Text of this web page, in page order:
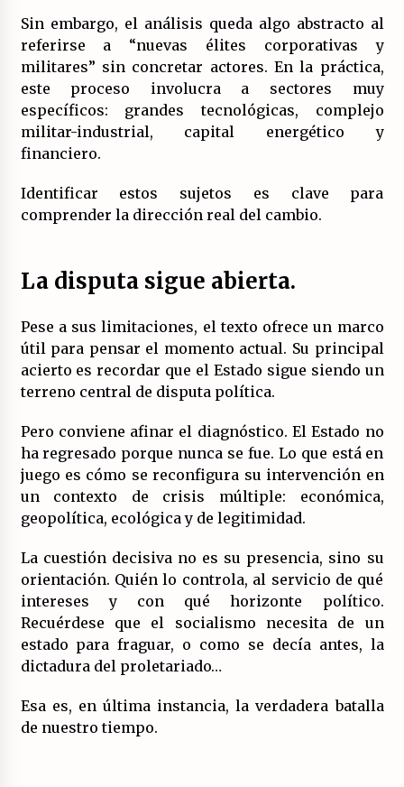
Sin embargo, el análisis queda algo abstracto al
referirse a “nuevas élites corporativas y
militares” sin concretar actores. En la práctica,
este proceso involucra a sectores muy
específicos: grandes tecnológicas, complejo
militar-industrial, capital energético y
financiero.
Identificar estos sujetos es clave para
comprender la dirección real del cambio.
La disputa sigue abierta.
Pese a sus limitaciones, el texto ofrece un marco
útil para pensar el momento actual. Su principal
acierto es recordar que el Estado sigue siendo un
terreno central de disputa política.
Pero conviene afinar el diagnóstico. El Estado no
ha regresado porque nunca se fue. Lo que está en
juego es cómo se reconfigura su intervención en
un contexto de crisis múltiple: económica,
geopolítica, ecológica y de legitimidad.
La cuestión decisiva no es su presencia, sino su
orientación. Quién lo controla, al servicio de qué
intereses y con qué horizonte político.
Recuérdese que el socialismo necesita de un
estado para fraguar, o como se decía antes, la
dictadura del proletariado…
Esa es, en última instancia, la verdadera batalla
de nuestro tiempo.